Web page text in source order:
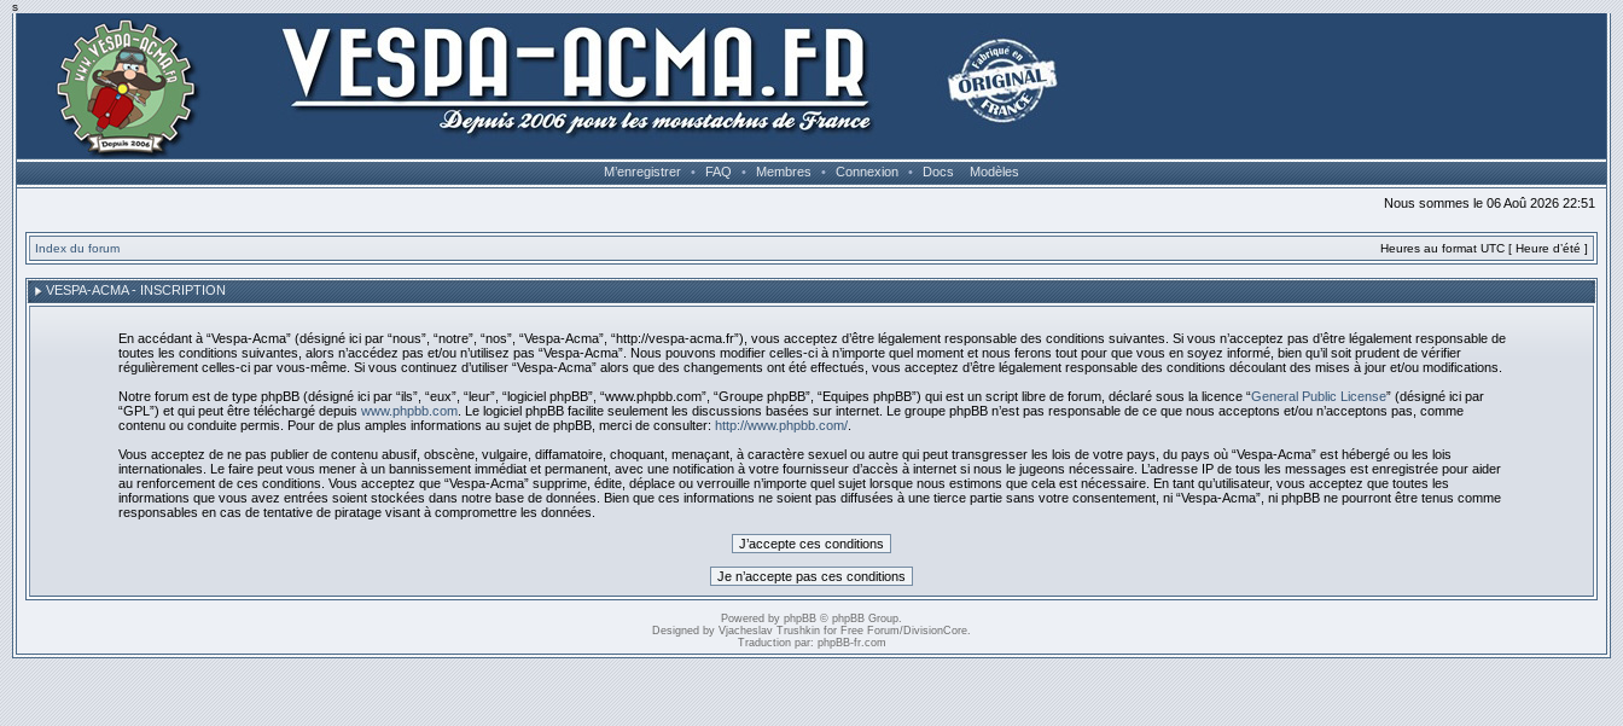
s
M’enregistrer • FAQ • Membres • Connexion • Docs Modèles
Nous sommes le 06 Aoû 2026 22:51
Index du forum Heures au format UTC [ Heure d’été ]
VESPA-ACMA - INSCRIPTION
En accédant à “Vespa-Acma” (désigné ici par “nous”, “notre”, “nos”, “Vespa-Acma”, “http://vespa-acma.fr”), vous acceptez d’être légalement responsable des conditions suivantes. Si vous n’acceptez pas d’être légalement responsable de
toutes les conditions suivantes, alors n’accédez pas et/ou n’utilisez pas “Vespa-Acma”. Nous pouvons modifier celles-ci à n’importe quel moment et nous ferons tout pour que vous en soyez informé, bien qu’il soit prudent de vérifier
régulièrement celles-ci par vous-même. Si vous continuez d’utiliser “Vespa-Acma” alors que des changements ont été effectués, vous acceptez d’être légalement responsable des conditions découlant des mises à jour et/ou modifications.
Notre forum est de type phpBB (désigné ici par “ils”, “eux”, “leur”, “logiciel phpBB”, “www.phpbb.com”, “Groupe phpBB”, “Equipes phpBB”) qui est un script libre de forum, déclaré sous la licence “General Public License” (désigné ici par
“GPL”) et qui peut être téléchargé depuis www.phpbb.com. Le logiciel phpBB facilite seulement les discussions basées sur internet. Le groupe phpBB n’est pas responsable de ce que nous acceptons et/ou n’acceptons pas, comme
contenu ou conduite permis. Pour de plus amples informations au sujet de phpBB, merci de consulter: http://www.phpbb.com/.
Vous acceptez de ne pas publier de contenu abusif, obscène, vulgaire, diffamatoire, choquant, menaçant, à caractère sexuel ou autre qui peut transgresser les lois de votre pays, du pays où “Vespa-Acma” est hébergé ou les lois
internationales. Le faire peut vous mener à un bannissement immédiat et permanent, avec une notification à votre fournisseur d’accès à internet si nous le jugeons nécessaire. L’adresse IP de tous les messages est enregistrée pour aider
au renforcement de ces conditions. Vous acceptez que “Vespa-Acma” supprime, édite, déplace ou verrouille n’importe quel sujet lorsque nous estimons que cela est nécessaire. En tant qu’utilisateur, vous acceptez que toutes les
informations que vous avez entrées soient stockées dans notre base de données. Bien que ces informations ne soient pas diffusées à une tierce partie sans votre consentement, ni “Vespa-Acma”, ni phpBB ne pourront être tenus comme
responsables en cas de tentative de piratage visant à compromettre les données.
Powered by phpBB © phpBB Group.
Designed by Vjacheslav Trushkin for Free Forum/DivisionCore.
Traduction par: phpBB-fr.com